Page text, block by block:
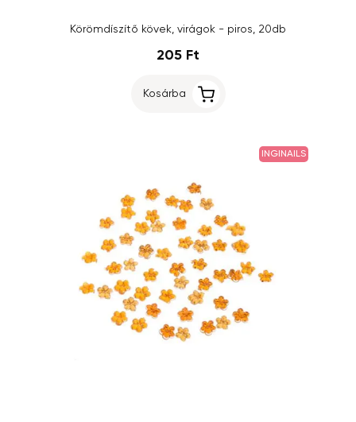
Körömdíszítő kövek, virágok - piros, 20db
205 Ft
Kosárba
INGINAILS